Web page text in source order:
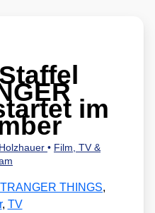
im
• Film, TV &
THINGS,
, TV